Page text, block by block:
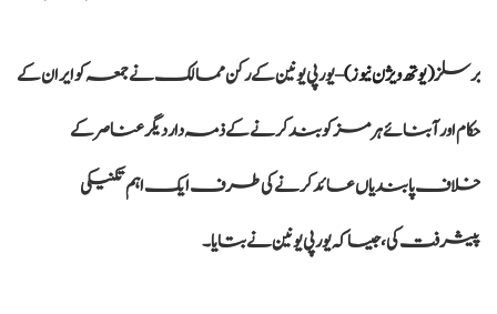
برسلز(یوتھ ویژن نیوز)– یورپی یونین کے رکن ممالک نے جمعہ کو ایران کے
حکام اور آبنائے ہرمز کو بند کرنے کے ذمہ دار دیگر عناصر کے
خلاف پابندیاں عائد کرنے کی طرف ایک اہم تکنیکی
پیشرفت کی، جیسا کہ یورپی یونین نے بتایا۔